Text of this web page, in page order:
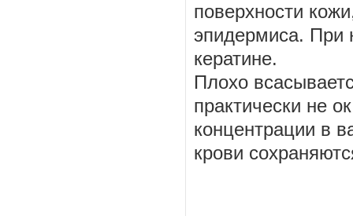
поверхности
эпидермиса. При
кератине.
Плохо
практически не
концентрации в
крови